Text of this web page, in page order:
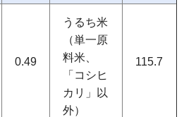
0.49
うるち米
（単一原
料米、
「コシヒ
カリ」以
外）
115.7